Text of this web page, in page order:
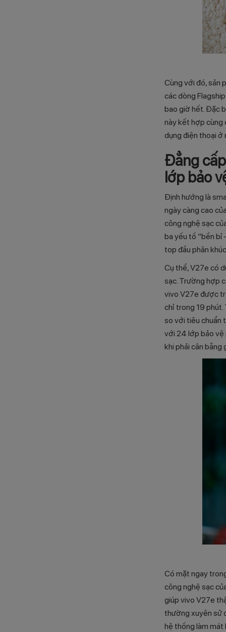
Cùng với đó, sản
các dòng
bao giờ hết. Đặc
này kết hợp cùng
dụng điện thoại ở
Đẳng
lớp bảo
Định hướng là
ngày càng cao
công nghệ sạc
ba yếu tố “bền bỉ
top đầu phân
Cụ thể, V27e có
sạc. Trường hợp
vivo V27e được
chỉ trong 19 phút.
so với tiêu chuẩn
với 24 lớp bảo vệ
khi phải cân bằng
Có mặt ngay
công nghệ sạc
giúp vivo V27e
thường xuyên sử
hệ thống làm mát